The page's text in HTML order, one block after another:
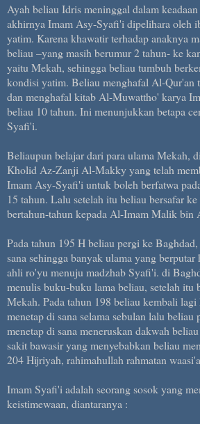
Ayah beliau Idris meninggal dalam
akhirnya Imam Asy-Syafi'i dipelihara oleh
yatim. Karena khawatir terhadap anaknya
beliau –yang masih berumur 2 tahun- ke
yaitu Mekah, sehingga beliau tumbuh
kondisi yatim. Beliau menghafal Al-Qur'an
dan menghafal kitab Al-Muwattho' karya
beliau 10 tahun. Ini menunjukkan betapa
Syafi'i.
Beliaupun belajar dari para ulama Mekah,
Kholid Az-Zanji Al-Makky yang telah
Imam Asy-Syafi'i untuk boleh berfatwa
15 tahun. Lalu setelah itu beliau bersafar
bertahun-tahun kepada Al-Imam Malik bin
Pada tahun 195 H beliau pergi ke
sana sehingga banyak ulama yang
ahli ro'yu menuju madzhab Syafi'i. di
menulis buku-buku lama beliau, setelah itu
Mekah. Pada tahun 198 beliau kembali lagi
menetap di sana selama sebulan lalu beliau
menetap di sana meneruskan dakwah
sakit bawasir yang menyebabkan beliau
204 Hijriyah, rahimahullah rahmatan
Imam Syafi'i adalah seorang sosok yang
keistimewaan, diantaranya :